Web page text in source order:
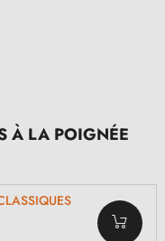
À LA POIGNÉE